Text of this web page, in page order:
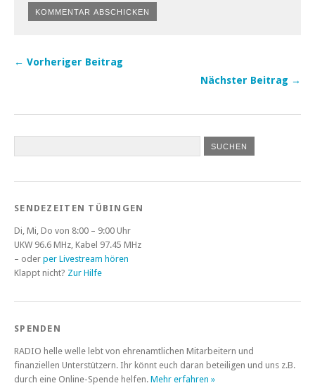
← Vorheriger Beitrag
Nächster Beitrag →
SENDEZEITEN TÜBINGEN
Di, Mi, Do von 8:00 – 9:00 Uhr
UKW 96.6 MHz, Kabel 97.45 MHz
– oder per Livestream hören
Klappt nicht? Zur Hilfe
SPENDEN
RADIO helle welle lebt von ehrenamtlichen Mitarbeitern und
finanziellen Unterstützern. Ihr könnt euch daran beteiligen und uns z.B.
durch eine Online-Spende helfen. Mehr erfahren »